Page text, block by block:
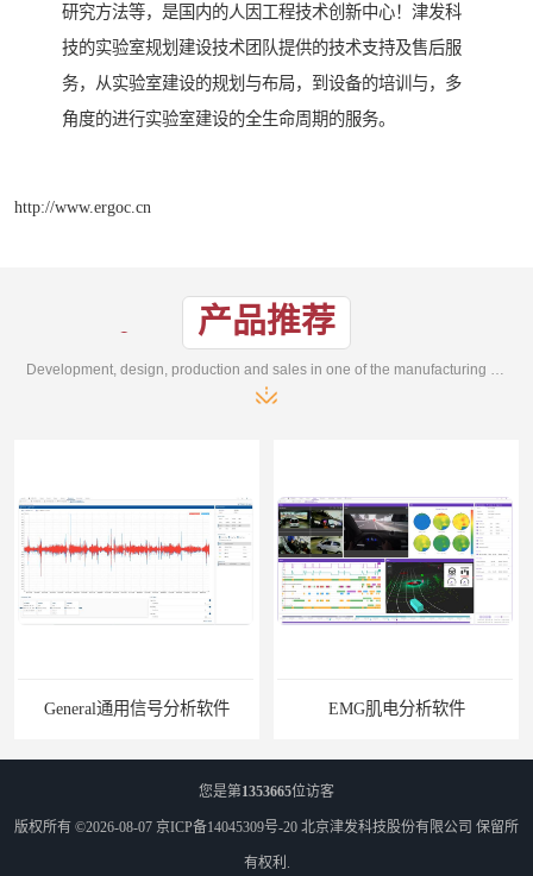
研究方法等，是国内的人因工程技术创新中心！津发科
技的实验室规划建设技术团队提供的技术支持及售后服
务，从实验室建设的规划与布局，到设备的培训与，多
角度的进行实验室建设的全生命周期的服务。
http://www.ergoc.cn
产品推荐
Development, design, production and sales in one of the manufacturing enterprises
General通用信号分析软件 EMG肌电分析软件
您是第1353665位访客
版权所有 ©2026-08-07 京ICP备14045309号-20 北京津发科技股份有限公司 保留所
有权利.